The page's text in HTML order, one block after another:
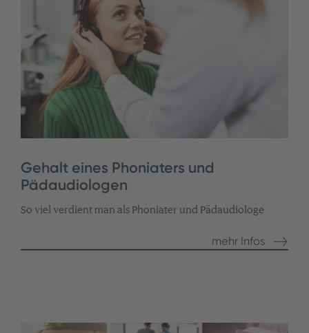
Gehalt eines Phoniaters und
Pädaudiologen
So viel verdient man als Phoniater und Pädaudiologe
mehr Infos